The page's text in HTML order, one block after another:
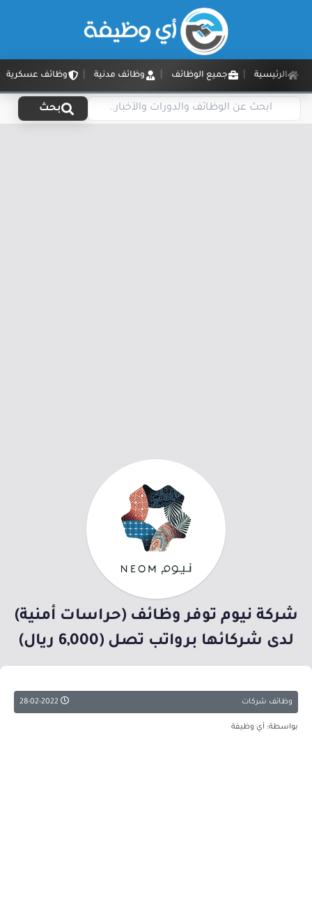
الرئيسية جميع الوظائف وظائف مدنية وظائف عسكرية
بحث
شركة نيوم توفر وظائف (حراسات أمنية)
لدى شركائها برواتب تصل (6,000 ريال)
وظائف شركات
بواسطة: أي وظيفة